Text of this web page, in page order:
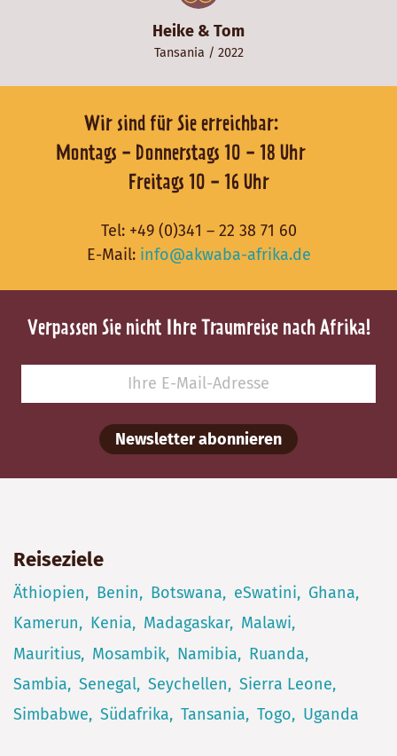
Heike & Tom
Tansania / 2022
Wir sind für Sie erreichbar:
Montags - Donnerstags 10 - 18 Uhr
Freitags 10 - 16 Uhr
Tel: +49 (0)341 – 22 38 71 60
E-Mail: info@akwaba-afrika.de
Verpassen Sie nicht Ihre Traumreise nach Afrika!
Newsletter abonnieren
Reiseziele
Äthiopien Benin Botswana eSwatini
Ghana
Kamerun
Kenia Madagaskar
Malawi
Mauritius
Mosambik Namibia
Ruanda
Sambia
Senegal Seychellen
Sierra Leone
Simbabwe
Südafrika Tansania Togo Uganda